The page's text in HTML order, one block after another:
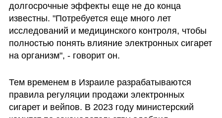
долгосрочные эффекты еще не до конца
известны. "Потребуется еще много лет
исследований и медицинского контроля, чтобы
полностью понять влияние электронных сигарет
на организм", - говорит он.
Тем временем в Израиле разрабатываются
правила регуляции продажи электронных
сигарет и вейпов. В 2023 году министерский